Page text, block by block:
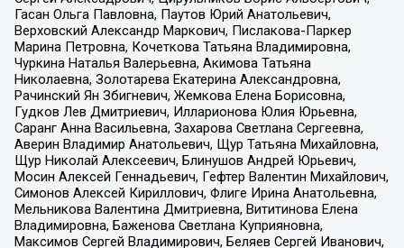
Гасан Ольга Павловна, Паутов Юрий Анатольевич,
Верховский Александр Маркович, Пислакова-Паркер
Марина Петровна, Кочеткова Татьяна Владимировна,
Чуркина Наталья Валерьевна, Акимова Татьяна
Николаевна, Золотарева Екатерина Александровна,
Рачинский Ян Збигневич, Жемкова Елена Борисовна,
Гудков Лев Дмитриевич, Илларионова Юлия Юрьевна,
Саранг Анна Васильевна, Захарова Светлана Сергеевна,
Аверин Владимир Анатольевич, Щур Татьяна Михайловна,
Щур Николай Алексеевич, Блинушов Андрей Юрьевич,
Мосин Алексей Геннадьевич, Гефтер Валентин Михайлович,
Симонов Алексей Кириллович, Флиге Ирина Анатольевна,
Мельникова Валентина Дмитриевна, Вититинова Елена
Владимировна, Баженова Светлана Куприяновна,
Максимов Сергей Владимирович, Беляев Сергей Иванович,